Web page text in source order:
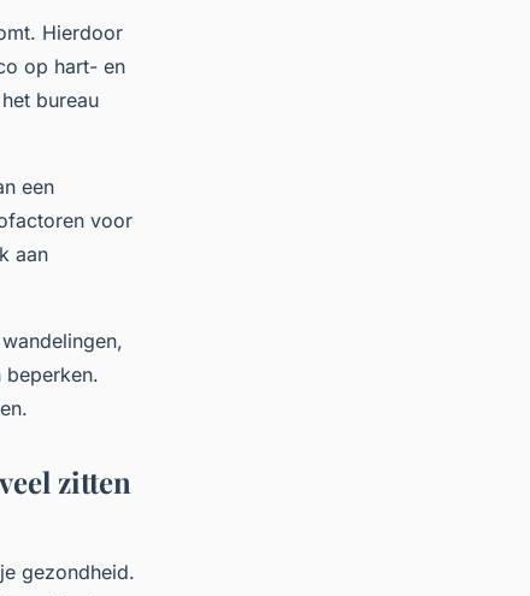
Hierdoor
op hart- en
bureau
een
voor
aan
beperken.
zitten
gezondheid.